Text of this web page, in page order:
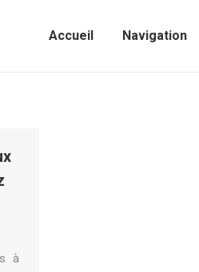
Accueil Navigation
à